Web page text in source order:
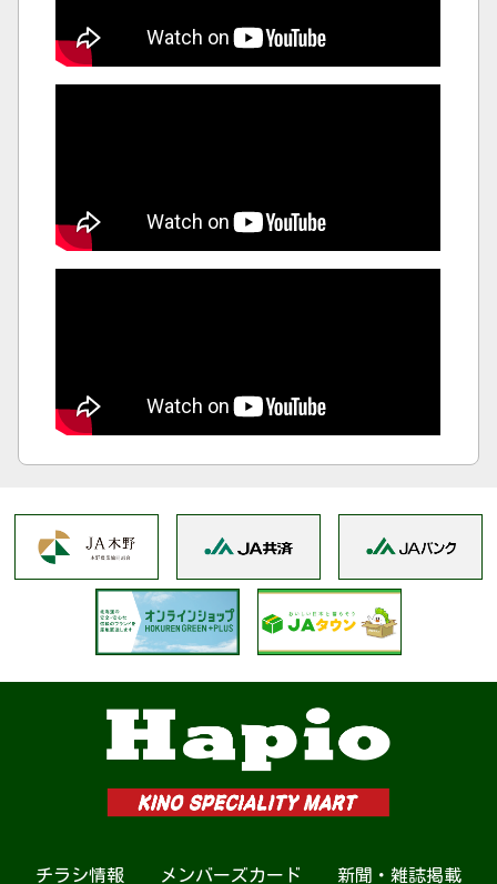
UHB 2023年1月9日放送のみんテレにて紹介されま
した。
ぶりのお刺身
チラシ情報 メンバーズカード 新聞・雑誌掲載